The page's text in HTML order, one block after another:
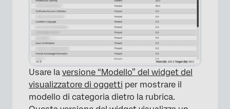
Usare la versione “Modello” del widget del
visualizzatore di oggetti per mostrare il
modello di categoria dietro la rubrica.